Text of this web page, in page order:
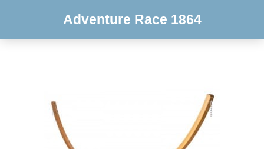
Adventure Race 1864